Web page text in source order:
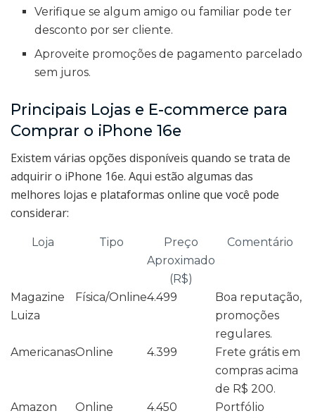
Verifique se algum amigo ou familiar pode ter
desconto por ser cliente.
Aproveite promoções de pagamento parcelado
sem juros.
Principais Lojas e E-commerce para
Comprar o iPhone 16e
Existem várias opções disponíveis quando se trata de
adquirir o iPhone 16e. Aqui estão algumas das
melhores lojas e plataformas online que você pode
considerar:
Loja Tipo
Preço
Aproximado
(R$)
Comentário
Magazine
Luiza
Física/Online4.499
Boa reputação,
promoções
regulares.
AmericanasOnline 4.399
Frete grátis em
compras acima
de R$ 200.
Amazon
Online 4.450
Portfólio